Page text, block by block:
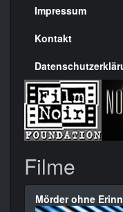
Seite
Impressum
Kontakt
Filme
Mörder ohne